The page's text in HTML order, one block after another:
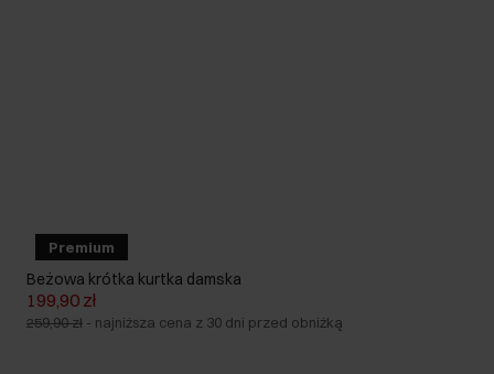
Premium
Beżowa krótka kurtka damska
199,90 zł
259,90 zł - najniższa cena z 30 dni przed obniżką